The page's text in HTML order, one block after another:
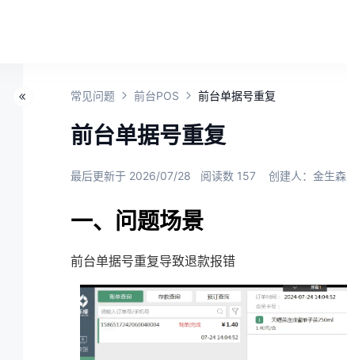
常见问题 前台POS 前台单据号重复
前台单据号重复
最后更新于 2026/07/28 阅读数 157 创建人：金生森
一、问题场景
前台单据号重复导致退款报错